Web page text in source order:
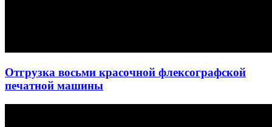
Отгрузка восьми красочной флексографской
печатной машины